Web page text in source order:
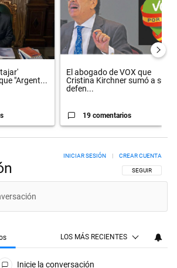
"Argent...
El abogado de VOX que
Cristina Kirchner sumó a su
defen...
19 comentarios
SIGA ESTA
SEGUIR
INICIAR SESIÓN CREAR CUENTA
LOS MÁS RECIENTES
Inicie la conversación